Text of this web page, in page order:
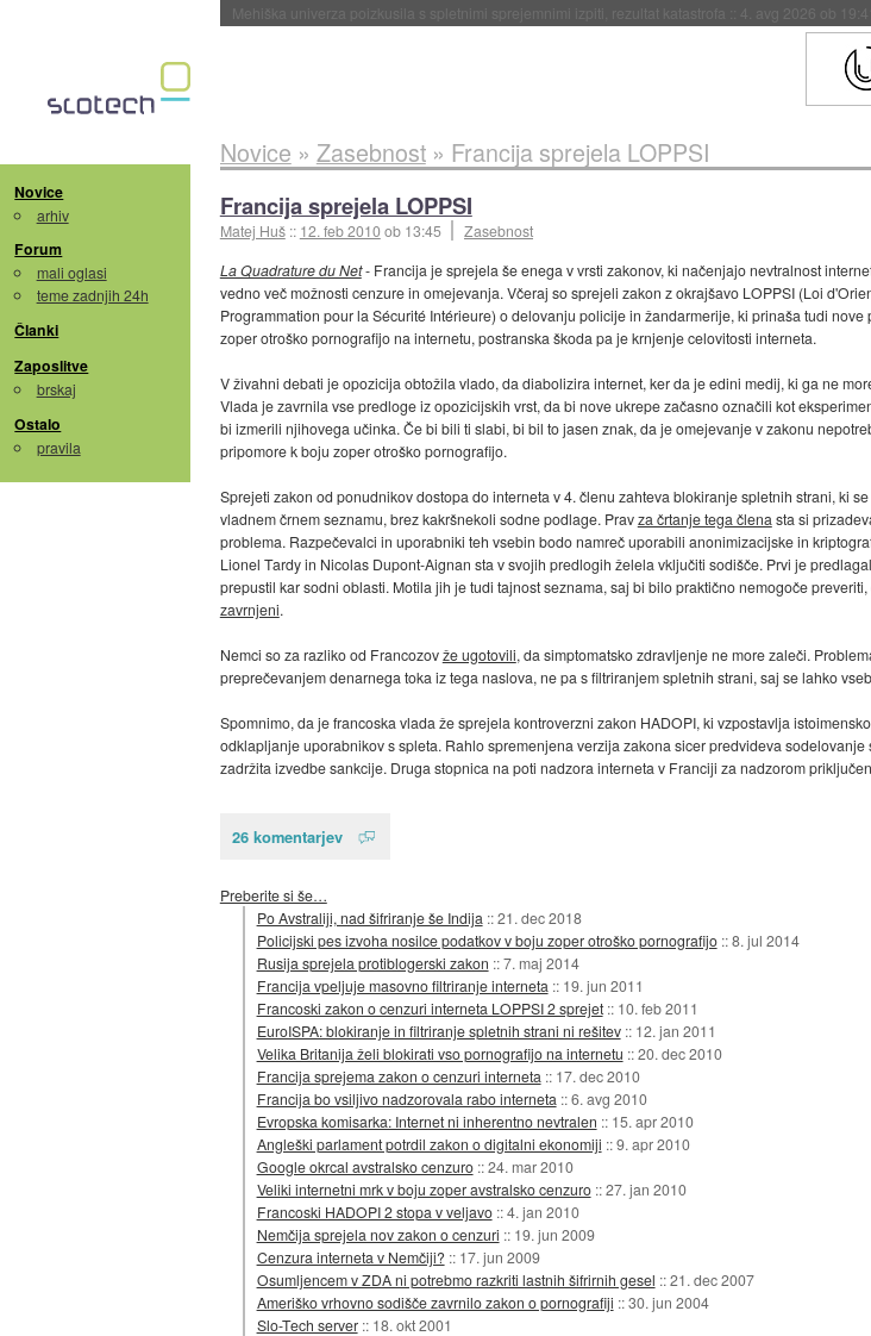
Evropska vesoljska agencija razvija svojo raketo za večkratno uporabo :: 4. avg 2026 ob 19:41
Novice
arhiv
Forum
mali oglasi
teme zadnjih 24h
Članki
Zaposlitve
brskaj
Ostalo
pravila
Novice » Zasebnost» Francija sprejela LOPPSI
Francija sprejela LOPPSI
Matej Huš :: 12. feb 2010ob 13:45 Zasebnost
La Quadrature du Net- Francija je sprejela še enega v vrsti zakonov, ki načenjajo nevtralnost
vedno več možnosti cenzure in omejevanja. Včeraj so sprejeli zakon z okrajšavo LOPPSI (Loi
Programmation pour la Sécurité Intérieure) o delovanju policije in žandarmerije, ki prinaša tudi nove
zoper otroško pornografijo na internetu, postranska škoda pa je krnjenje celovitosti interneta.
V živahni debati je opozicija obtožila vlado, da diabolizira internet, ker da je edini medij, ki ga ne
Vlada je zavrnila vse predloge iz opozicijskih vrst, da bi nove ukrepe začasno označili kot
bi izmerili njihovega učinka. Če bi bili ti slabi, bi bil to jasen znak, da je omejevanje v zakonu
pripomore k boju zoper otroško pornografijo.
Sprejeti zakon od ponudnikov dostopa do interneta v 4. členu zahteva blokiranje spletnih strani, ki
vladnem črnem seznamu, brez kakršnekoli sodne podlage. Pravza črtanje tega člena sta si
problema. Razpečevalci in uporabniki teh vsebin bodo namreč uporabili anonimizacijske in
Lionel Tardy in Nicolas Dupont-Aignan sta v svojih predlogih želela vključiti sodišče. Prvi je
prepustil kar sodni oblasti. Motila jih je tudi tajnost seznama, saj bi bilo praktično nemogoče
zavrnjeni.
Nemci so za razliko od Francozovže ugotovili, da simptomatsko zdravljenje ne more zaleči.
preprečevanjem denarnega toka iz tega naslova, ne pa s filtriranjem spletnih strani, saj se lahko
Spomnimo, da je francoska vlada že sprejela kontroverzni zakon HADOPI, ki vzpostavlja
odklapljanje uporabnikov s spleta. Rahlo spremenjena verzija zakona sicer predvideva
zadržita izvedbe sankcije. Druga stopnica na poti nadzora interneta v Franciji za nadzorom
26 komentarjev
Preberite si še…
Po Avstraliji, nad šifriranje še Indija ::21. dec 2018
Policijski pes izvoha nosilce podatkov v boju zoper otroško pornografijo ::8. jul 2014
Rusija sprejela protiblogerski zakon ::7. maj 2014
Francija vpeljuje masovno filtriranje interneta :: 19. jun 2011
Francoski zakon o cenzuri interneta LOPPSI 2 sprejet :: 10. feb 2011
EuroISPA: blokiranje in filtriranje spletnih strani ni rešitev :: 12. jan 2011
Velika Britanija želi blokirati vso pornografijo na internetu ::20. dec 2010
Francija sprejema zakon o cenzuri interneta :: 17. dec 2010
Francija bo vsiljivo nadzorovala rabo interneta ::6. avg 2010
Evropska komisarka: Internet ni inherentno nevtralen :: 15. apr 2010
Angleški parlament potrdil zakon o digitalni ekonomiji ::9. apr 2010
Google okrcal avstralsko cenzuro ::24. mar 2010
Veliki internetni mrk v boju zoper avstralsko cenzuro ::27. jan 2010
Francoski HADOPI 2 stopa v veljavo ::4. jan 2010
Nemčija sprejela nov zakon o cenzuri :: 19. jun 2009
Cenzura interneta v Nemčiji? :: 17. jun 2009
Osumljencem v ZDA ni potrebmo razkriti lastnih šifrirnih gesel ::21. dec 2007
Ameriško vrhovno sodišče zavrnilo zakon o pornografiji ::30. jun 2004
Slo-Tech server :: 18. okt 2001